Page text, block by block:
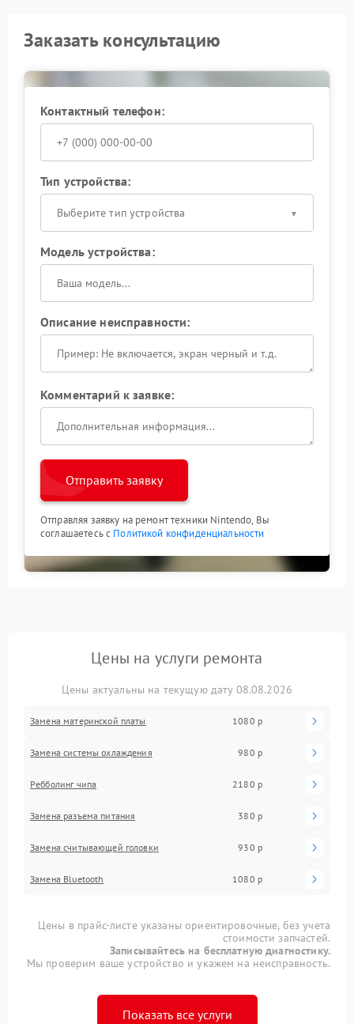
Заказать консультацию
Контактный телефон:
Тип устройства:
Выберите тип устройства
Модель устройства:
Описание неисправности:
Комментарий к заявке:
Отправить заявку
Отправляя заявку на ремонт техники Nintendo, Вы
соглашаетесь с Политикой конфиденциальности
Цены на услуги ремонта
Цены актуальны на текущую дату 08.08.2026
Замена материнской платы 1080 р
Замена системы охлаждения 980 р
Ребболинг чипа 2180 р
Замена разъема питания 380 р
Замена считывающей головки 930 р
Замена Bluetooth 1080 р
Цены в прайс-листе указаны ориентировочные, без учета
стоимости запчастей.
Записывайтесь на бесплатную диагностику.
Мы проверим ваше устройство и укажем на неисправность.
Показать все услуги